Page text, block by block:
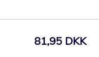
81,95 DKK